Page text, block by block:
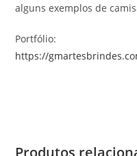
alguns exemplos de
Portfólio:
https://
Produtos